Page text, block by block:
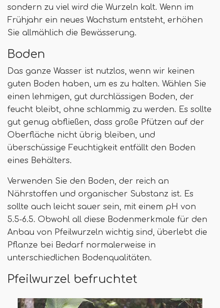
sondern zu viel wird die Wurzeln kalt. Wenn im
Frühjahr ein neues Wachstum entsteht, erhöhen
Sie allmählich die Bewässerung.
Boden
Das ganze Wasser ist nutzlos, wenn wir keinen
guten Boden haben, um es zu halten. Wählen Sie
einen lehmigen, gut durchlässigen Boden, der
feucht bleibt, ohne schlammig zu werden. Es sollte
gut genug abfließen, dass große Pfützen auf der
Oberfläche nicht übrig bleiben, und
überschüssige Feuchtigkeit entfällt den Boden
eines Behälters.
Verwenden Sie den Boden, der reich an
Nährstoffen und organischer Substanz ist. Es
sollte auch leicht sauer sein, mit einem pH von
5.5-6.5. Obwohl all diese Bodenmerkmale für den
Anbau von Pfeilwurzeln wichtig sind, überlebt die
Pflanze bei Bedarf normalerweise in
unterschiedlichen Bodenqualitäten.
Pfeilwurzel befruchtet